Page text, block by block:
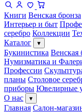
Книги Венская бронза
Интерьер и быт
серебро Коллекции
Каталог
▾
Букинистика Венская
Нумизматика и
Профессии
планы Столовое
приборы Ювелирные
О нас
▾
Главная Салон-